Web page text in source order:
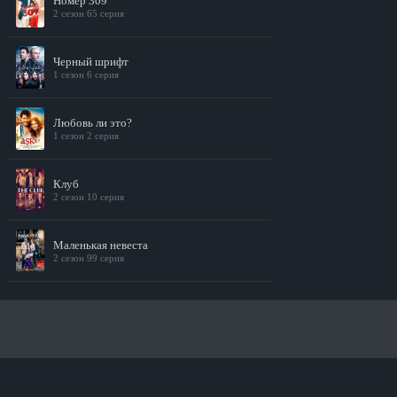
2 сезон 65 серия
Черный шрифт
1 сезон 6 серия
Любовь ли это?
1 сезон 2 серия
Клуб
2 сезон 10 серия
Маленькая невеста
2 сезон 99 серия